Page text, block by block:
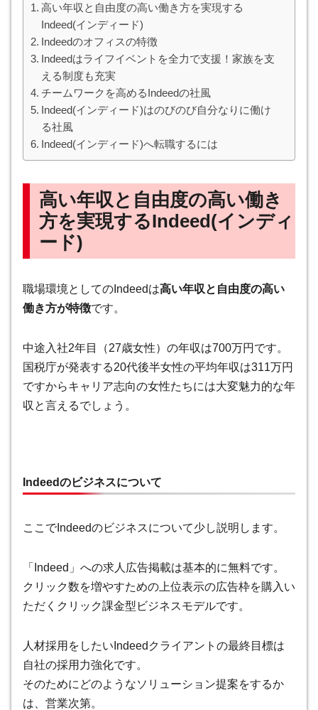
高い年収と自由度の高い働き方を実現する
Indeed(インディード)
Indeedのオフィスの特徴
Indeedはライフイベントを全力で支援！家族を支
える制度も充実
チームワークを高めるIndeedの社風
Indeed(インディード)はのびのび自分なりに働け
る社風
Indeed(インディード)へ転職するには
高い年収と自由度の高い働き
方を実現するIndeed(インディ
ード)
職場環境としてのIndeedは高い年収と自由度の高い
働き方が特徴です。
中途入社2年目（27歳女性）の年収は700万円です。
国税庁が発表する20代後半女性の平均年収は311万円
ですからキャリア志向の女性たちには大変魅力的な年
収と言えるでしょう。
Indeedのビジネスについて
ここでIndeedのビジネスについて少し説明します。
「Indeed」への求人広告掲載は基本的に無料です。
クリック数を増やすための上位表示の広告枠を購入い
ただくクリック課金型ビジネスモデルです。
人材採用をしたいIndeedクライアントの最終目標は
自社の採用力強化です。
そのためにどのようなソリューション提案をするか
は、営業次第。